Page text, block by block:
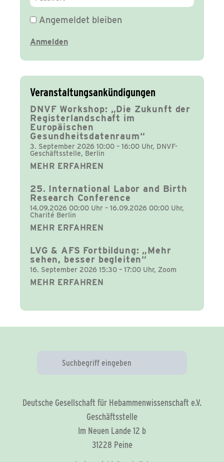
Angemeldet bleiben
Veranstaltungsankündigungen
DNVF Workshop: „Die Zukunft der
Registerlandschaft im
Europäischen
Gesundheitsdatenraum“
3. September 2026 10:00 – 16:00 Uhr, DNVF-
Geschäftsstelle, Berlin
MEHR ERFAHREN
25. International Labor and Birth
Research Conference
14.09.2026 00:00 Uhr – 16.09.2026 00:00 Uhr,
Charité Berlin
MEHR ERFAHREN
LVG & AFS Fortbildung: „Mehr
sehen, besser begleiten“
16. September 2026 15:30 – 17:00 Uhr, Zoom
MEHR ERFAHREN
Deutsche Gesellschaft für Hebammenwissenschaft e.V.
Geschäftsstelle
Im Neuen Lande 12 b
31228 Peine